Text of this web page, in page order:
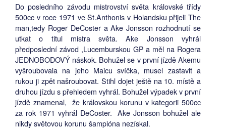
Do posledního závodu mistrovství světa královské třídy
500cc v roce 1971 ve St.Anthonis v Holandsku přijeli The
man,tedy Roger DeCoster a Ake Jonsson rozhodnutí se
utkat o titul mistra světa. Ake Jonsson vyhrál
předposlední závod ,Lucemburskou GP a měl na Rogera
JEDNOBODOVÝ náskok. Bohužel se v první jízdě Akemu
vyšroubovala na jeho Maicu svíčka, musel zastavit a
rukou ji zpět našroubovat. Stihl dojet ještě na 10. místě a
druhou jízdu s přehledem vyhrál. Bohužel výpadek v první
jízdě znamenal, že královskou korunu v kategorii 500cc
za rok 1971 vyhrál DeCoster. Ake Jonsson bohužel ale
nikdy světovou korunu šampióna nezískal.